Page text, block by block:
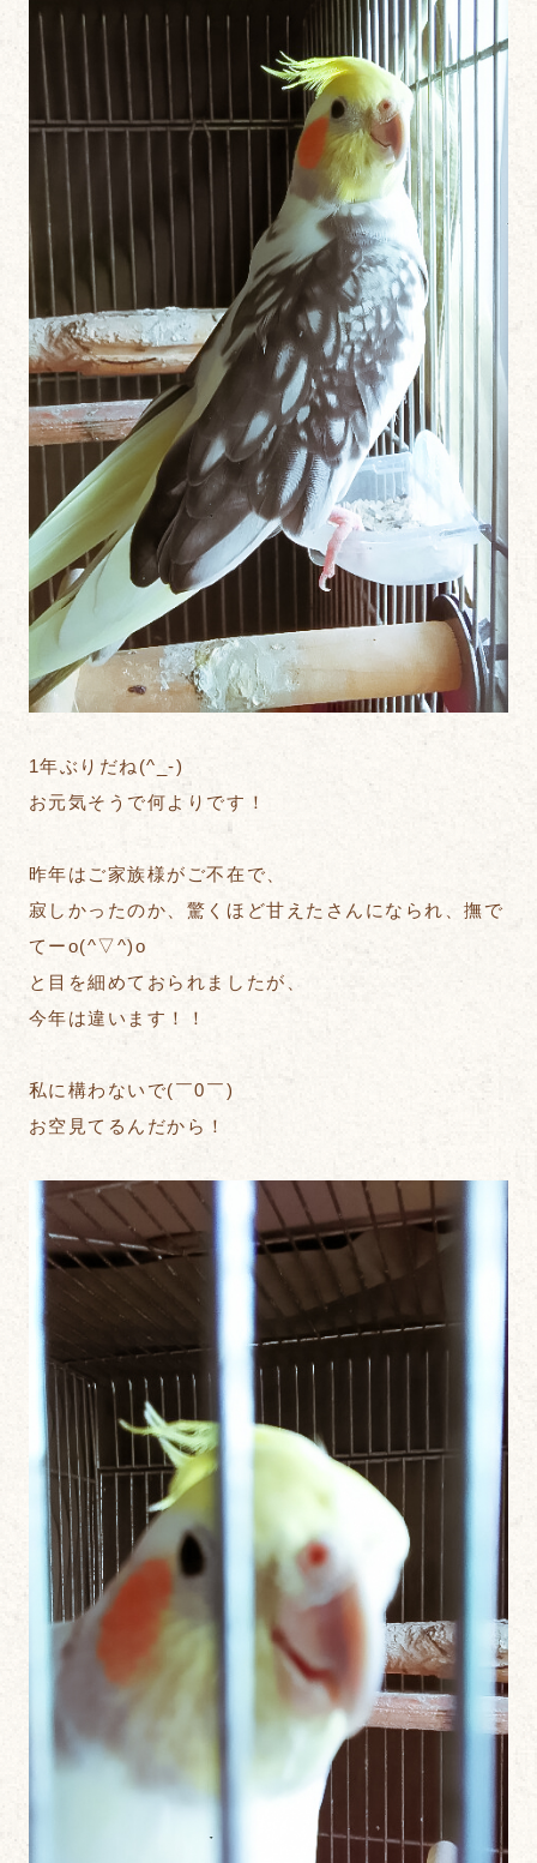
1年ぶりだね(^_-)
お元気そうで何よりです！
昨年はご家族様がご不在で、
寂しかったのか、驚くほど甘えたさんになられ、撫で
てーo(^▽^)o
と目を細めておられましたが、
今年は違います！！
私に構わないで(￣0￣)
お空見てるんだから！